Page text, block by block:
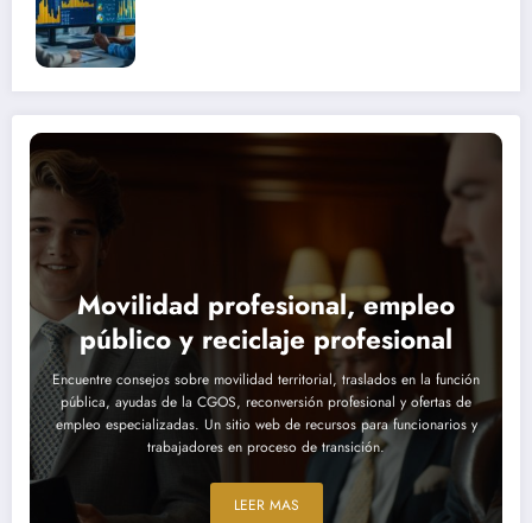
Movilidad profesional, empleo
público y reciclaje profesional
Encuentre consejos sobre movilidad territorial, traslados en la función
pública, ayudas de la CGOS, reconversión profesional y ofertas de
empleo especializadas. Un sitio web de recursos para funcionarios y
trabajadores en proceso de transición.
LEER MAS